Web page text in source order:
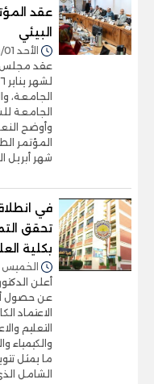
عقد
البيئي
الأحد 01/فبراير/2026 - 03:20 م
الجامعة،
الجامعة
وأوضح
المؤتمر
شهر أبريل
في
تحقق
بكلية
الخميس 29/يناير/2026 - 03:49 م
أعلن
عن حصول
الاعتماد
التعليم
والكيمياء
ما يمثل
الشامل